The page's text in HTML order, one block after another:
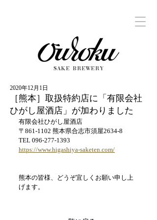
SAKE BREWERY
［熊本］取扱特約店に「有限会社
ひがし屋酒店」が加わりました
2020年12月1日
有限会社ひがし屋酒店
〒861-1102 熊本県合志市須屋2634-8
TEL 096-277-1393
https://www.higashiya-saketen.com/
熊本の皆様、どうぞ宜しくお願い申し上
げます。